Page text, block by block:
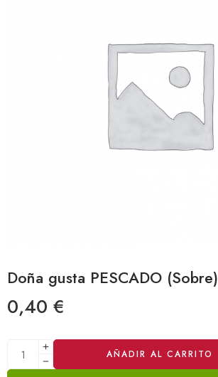
Doña gusta PESCADO (Sobre)
0,40 €
AÑADIR AL CARRITO
Alternative: